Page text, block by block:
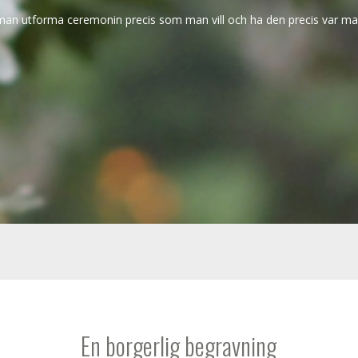
utforma ceremonin precis som man vill och ha den precis var
En borgerligbegravning